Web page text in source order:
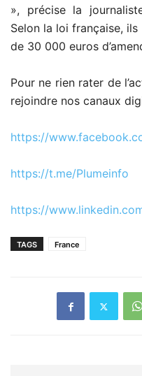
», précise la
Selon la loi française,
de 30 000 euros
Pour ne rien rater de
rejoindre nos canaux
https://
https://t.me/Plumeinfo
https://
TAGS France